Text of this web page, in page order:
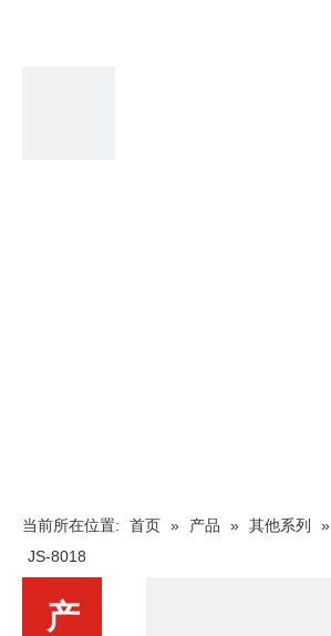
当前所在位置: 首页 » 产品 » 其他系列 »
JS-8018
产